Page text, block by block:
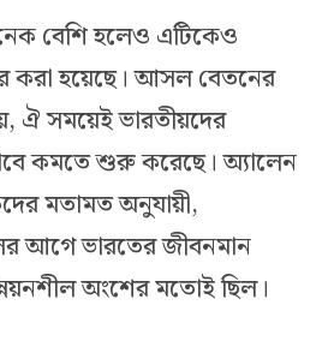
বেশি হলেও এটিকেও
করা হয়েছে। আসল বেতনের
ঐ সময়েই ভারতীয়দের
কমতে শুরু করেছে। অ্যালেন
মতামত অনুযায়ী,
আগে ভারতের জীবনমান
অংশের মতোই ছিল।